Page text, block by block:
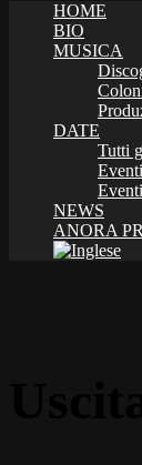
HOME
BIO
MUSICA
DATE
Tutti
NEWS
ANORA